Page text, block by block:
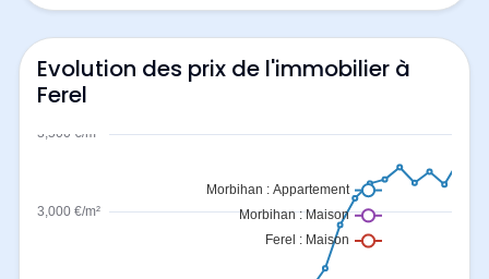
Evolution des prix de l'immobilier à
Ferel